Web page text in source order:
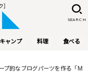
キャンプ 料理 食べる
SEARCH
プ的なブログパーツを作る「